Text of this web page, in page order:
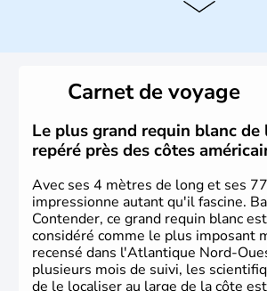
Plusieurs populations se sont
des européens, suite à la
Christophe Colomb en 1492.
britanniques proclament la
en 1776 et adoptent leur première
La conquête de l'Ouest marque
phase de développement intense.
Carnet de voyage
Le plus grand requin blanc
repéré près des côtes
Avec ses 4 mètres de long et ses
impressionne autant qu'il fascine.
Contender, ce grand requin blanc
considéré comme le plus imposant
recensé dans l'Atlantique Nord-
plusieurs mois de suivi, les
de le localiser au large de la côte